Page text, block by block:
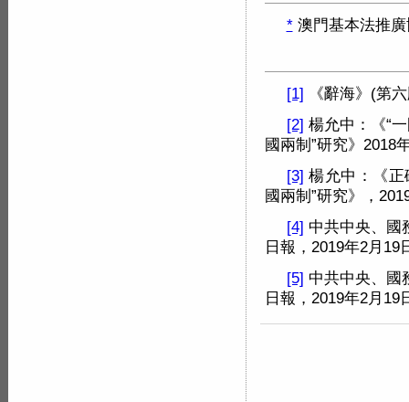
*澳門基本法推廣
[1] 《辭海》(第
[2] 楊允中：《“
國兩制”研究》2018
[3] 楊允中：《正
國兩制”研究》，
[4] 中共中央、國
日報，2019年2月19
[5] 中共中央、國
日報，2019年2月19